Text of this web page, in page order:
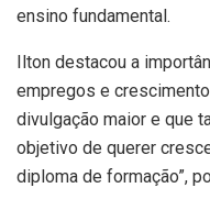
ensino fundamental.
Ilton destacou a
empregos e
divulgação maior e que
objetivo de querer
diploma de formação”,